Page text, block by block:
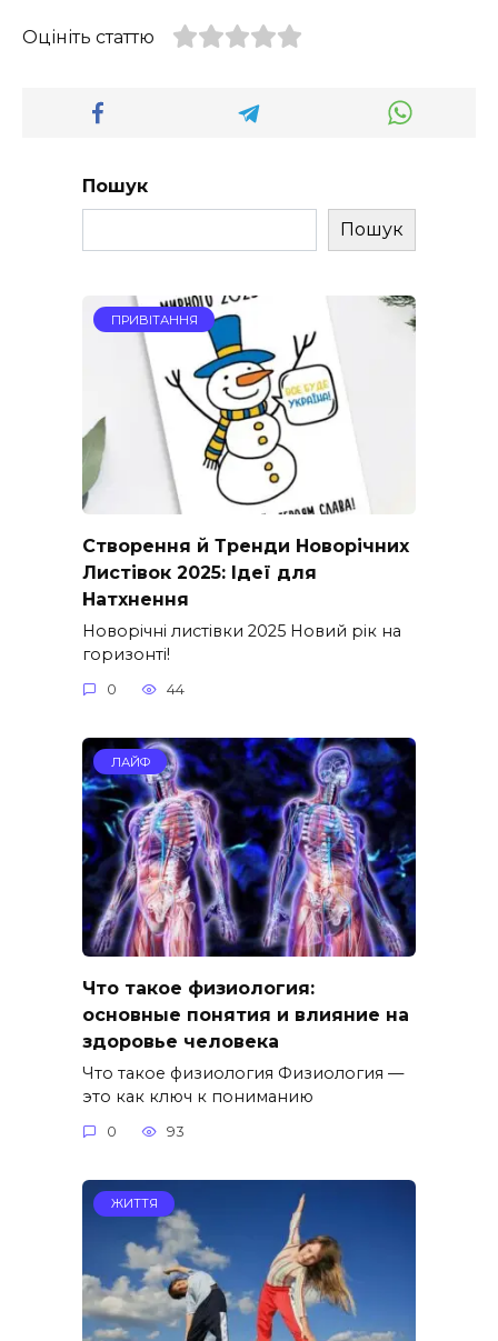
Оцініть статтю
Пошук
Пошук
ПРИВІТАННЯ
Створення й Тренди Новорічних
Листівок 2025: Ідеї для
Натхнення
Новорічні листівки 2025 Новий рік на
горизонті!
0 44
ЛАЙФ
Что такое физиология:
основные понятия и влияние на
здоровье человека
Что такое физиология Физиология —
это как ключ к пониманию
0 93
ЖИТТЯ